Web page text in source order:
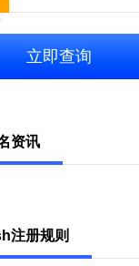
立即查询
资讯
注册规则